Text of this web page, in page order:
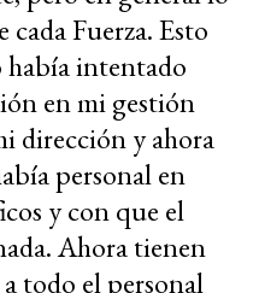
Fuerza. Esto
había intentado
en mi gestión
dirección y ahora
personal en
y con que el
Ahora tienen
todo el personal